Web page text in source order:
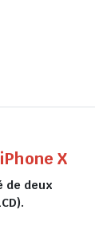
X
de deux